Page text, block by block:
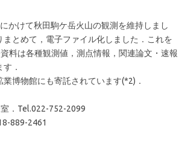
かけて秋田駒ケ岳火山の観測を維持しまし
とめて，電子ファイル化しました．これを
料は各種観測値，測点情報，関連論文・速報
．
博物館にも寄託されています(*2)．
．Tel.022-752-2099
889-2461